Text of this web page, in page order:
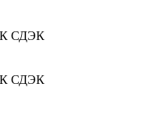
СДЭК
СДЭК